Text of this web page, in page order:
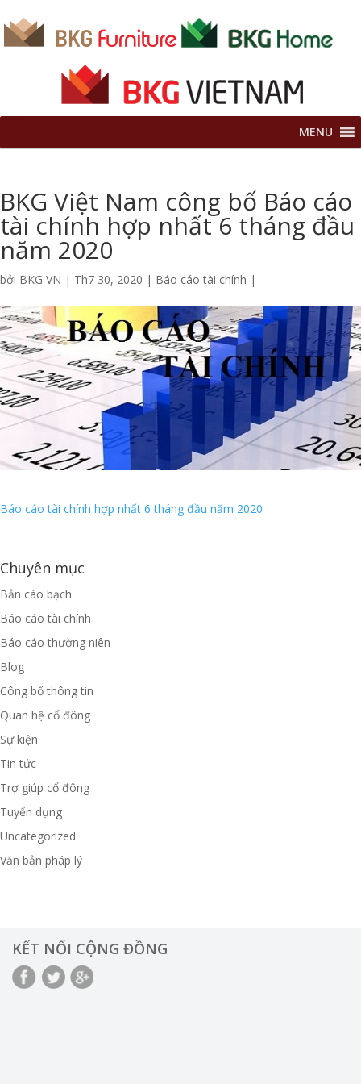
MENU
BKG Việt Nam công bố Báo cáo
tài chính hợp nhất 6 tháng đầu
năm 2020
bởi BKG VN | Th7 30, 2020 | Báo cáo tài chính |
Báo cáo tài chính hợp nhất 6 tháng đầu năm 2020
Chuyên mục
Bản cáo bạch
Báo cáo tài chính
Báo cáo thường niên
Blog
Công bố thông tin
Quan hệ cổ đông
Sự kiện
Tin tức
Trợ giúp cổ đông
Tuyển dụng
Uncategorized
Văn bản pháp lý
KẾT NỐI CỘNG ĐỒNG